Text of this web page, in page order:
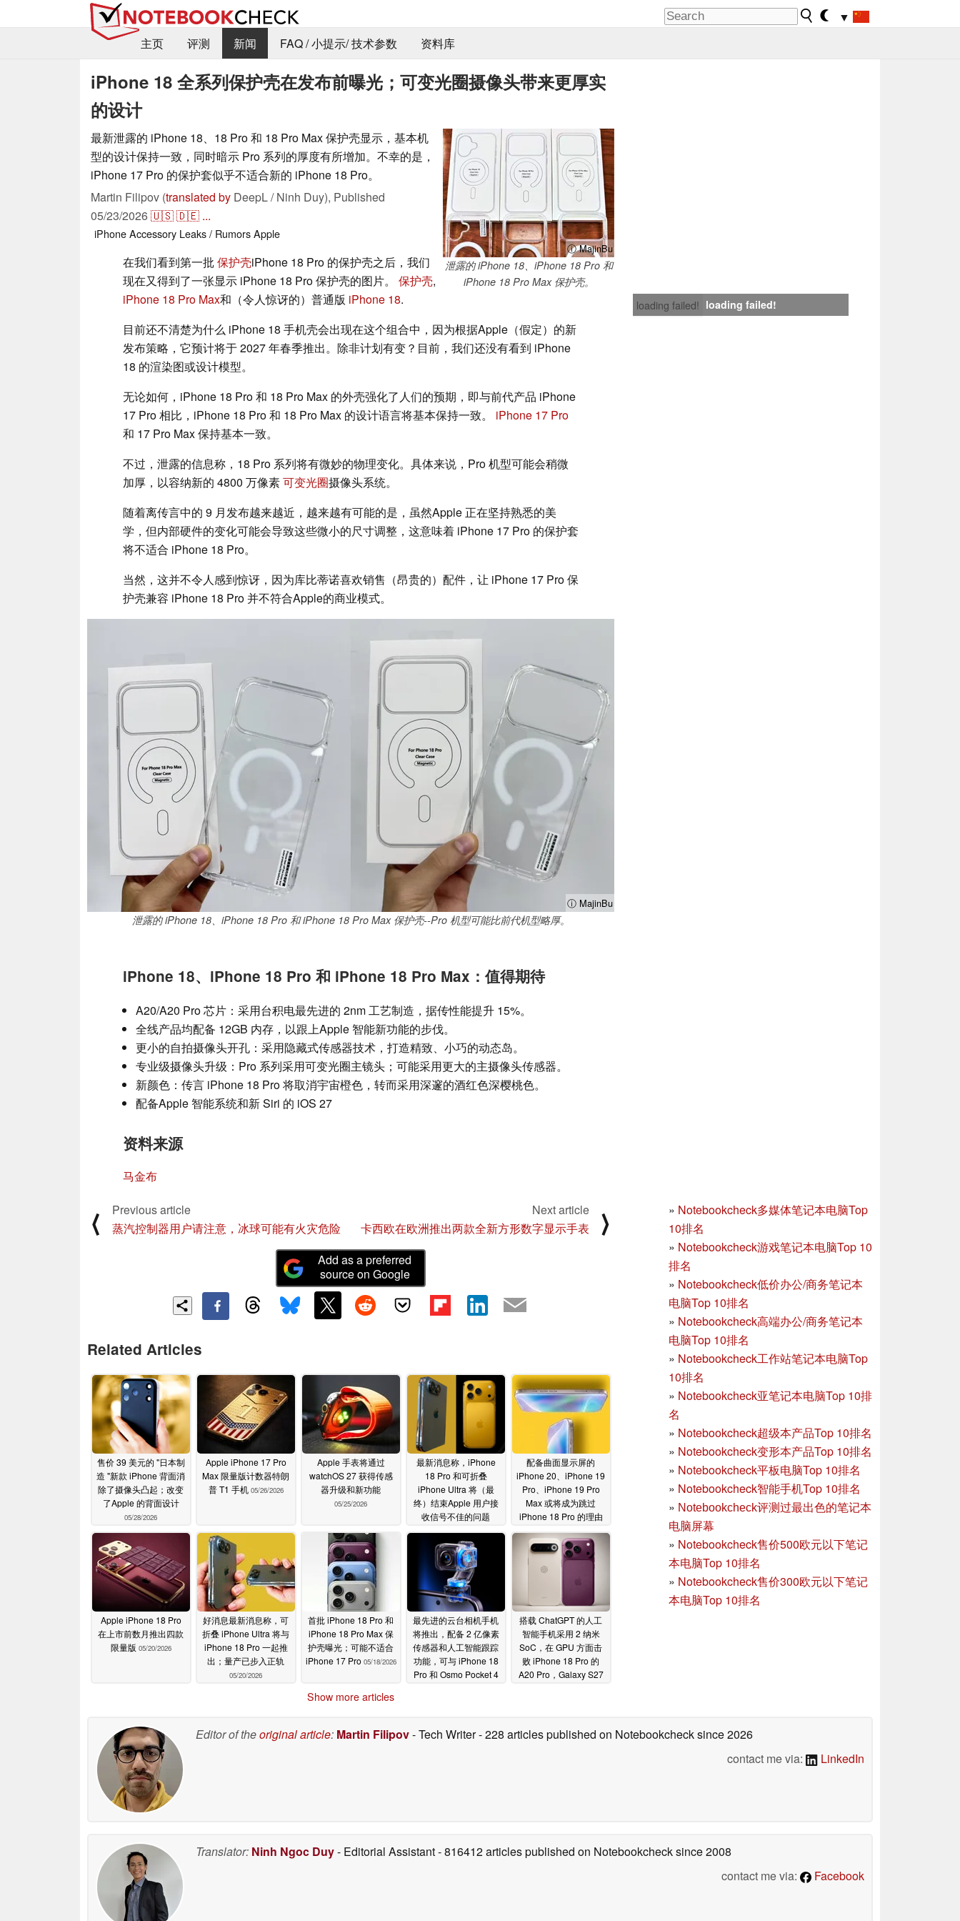
▼
主页
评测 新闻 FAQ / 小提示/ 技术参数 资料库
iPhone 18 全系列保护壳在发布前曝光；可变光圈摄像头带来更厚实
的设计
ⓘ MajinBu
泄露的 iPhone 18、iPhone 18 Pro 和
iPhone 18 Pro Max 保护壳。
最新泄露的 iPhone 18、18 Pro 和 18 Pro Max 保护壳显示，基本机
型的设计保持一致，同时暗示 Pro 系列的厚度有所增加。不幸的是，
iPhone 17 Pro 的保护套似乎不适合新的 iPhone 18 Pro。
Martin Filipov (translated by DeepL / Ninh Duy), Published
05/23/2026🇺🇸🇩🇪 ...
iPhoneAccessory Leaks / RumorsApple
loading failed! loading failed!
在我们看到第一批保护壳iPhone 18 Pro 的保护壳之后，我们
现在又得到了一张显示 iPhone 18 Pro 保护壳的图片。 保护壳,
iPhone 18 Pro Max和（令人惊讶的）普通版 iPhone 18.
目前还不清楚为什么 iPhone 18 手机壳会出现在这个组合中，因为根据Apple（假定）的新
发布策略，它预计将于 2027 年春季推出。除非计划有变？目前，我们还没有看到 iPhone
18 的渲染图或设计模型。
无论如何，iPhone 18 Pro 和 18 Pro Max 的外壳强化了人们的预期，即与前代产品 iPhone
17 Pro 相比，iPhone 18 Pro 和 18 Pro Max 的设计语言将基本保持一致。 iPhone 17 Pro
和 17 Pro Max 保持基本一致。
不过，泄露的信息称，18 Pro 系列将有微妙的物理变化。具体来说，Pro 机型可能会稍微
加厚，以容纳新的 4800 万像素可变光圈摄像头系统。
随着离传言中的 9 月发布越来越近，越来越有可能的是，虽然Apple 正在坚持熟悉的美
学，但内部硬件的变化可能会导致这些微小的尺寸调整，这意味着 iPhone 17 Pro 的保护套
将不适合 iPhone 18 Pro。
当然，这并不令人感到惊讶，因为库比蒂诺喜欢销售（昂贵的）配件，让 iPhone 17 Pro 保
护壳兼容 iPhone 18 Pro 并不符合Apple的商业模式。
ⓘ MajinBu
泄露的 iPhone 18、iPhone 18 Pro 和 iPhone 18 Pro Max 保护壳--Pro 机型可能比前代机型略厚。
iPhone 18、iPhone 18 Pro 和 iPhone 18 Pro Max：值得期待
A20/A20 Pro 芯片：采用台积电最先进的 2nm 工艺制造，据传性能提升 15%。
全线产品均配备 12GB 内存，以跟上Apple 智能新功能的步伐。
更小的自拍摄像头开孔：采用隐藏式传感器技术，打造精致、小巧的动态岛。
专业级摄像头升级：Pro 系列采用可变光圈主镜头；可能采用更大的主摄像头传感器。
新颜色：传言 iPhone 18 Pro 将取消宇宙橙色，转而采用深邃的酒红色深樱桃色。
配备Apple 智能系统和新 Siri 的 iOS 27
资料来源
马金布
» Notebookcheck多媒体笔记本电脑Top
10排名
» Notebookcheck游戏笔记本电脑Top 10
排名
» Notebookcheck低价办公/商务笔记本
电脑Top 10排名
» Notebookcheck高端办公/商务笔记本
电脑Top 10排名
» Notebookcheck工作站笔记本电脑Top
10排名
» Notebookcheck亚笔记本电脑Top 10排
名
» Notebookcheck超级本产品Top 10排名
» Notebookcheck变形本产品Top 10排名
» Notebookcheck平板电脑Top 10排名
» Notebookcheck智能手机Top 10排名
» Notebookcheck评测过最出色的笔记本
电脑屏幕
» Notebookcheck售价500欧元以下笔记
本电脑Top 10排名
» Notebookcheck售价300欧元以下笔记
本电脑Top 10排名
⟨
Previous article
蒸汽控制器用户请注意，冰球可能有火灾危险
Next article
卡西欧在欧洲推出两款全新方形数字显示手表
⟩
Add as a preferred
source on Google
Related Articles
售价 39 美元的 "日本制
造 "新款 iPhone 背面消
除了摄像头凸起；改变
了Apple 的背面设计
05/28/2026
Apple iPhone 17 Pro
Max 限量版计数器特朗
普 T1 手机 05/26/2026
Apple 手表将通过
watchOS 27 获得传感
器升级和新功能
05/25/2026
最新消息称，iPhone
18 Pro 和可折叠
iPhone Ultra 将（最
终）结束Apple 用户接
收信号不佳的问题
05/22/2026
配备曲面显示屏的
iPhone 20、iPhone 19
Pro、iPhone 19 Pro
Max 或将成为跳过
iPhone 18 Pro 的理由
05/21/2026
Apple iPhone 18 Pro
在上市前数月推出四款
限量版 05/20/2026
好消息最新消息称，可
折叠 iPhone Ultra 将与
iPhone 18 Pro 一起推
出；量产已步入正轨
05/20/2026
首批 iPhone 18 Pro 和
iPhone 18 Pro Max 保
护壳曝光；可能不适合
iPhone 17 Pro 05/18/2026
最先进的云台相机手机
将推出，配备 2 亿像素
传感器和人工智能跟踪
功能，可与 iPhone 18
Pro 和 Osmo Pocket 4
搭载 ChatGPT 的人工
智能手机采用 2 纳米
SoC，在 GPU 方面击
败 iPhone 18 Pro 的
A20 Pro，Galaxy S27
Show more articles
Editor of theoriginal article: Martin Filipov- Tech Writer- 228 articles published on Notebookchecksince 2026
contact me via:
LinkedIn
Translator: Ninh Ngoc Duy- Editorial Assistant- 816412 articles published on Notebookchecksince 2008
contact me via:
Facebook